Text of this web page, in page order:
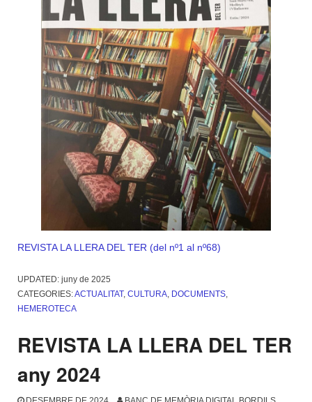
REVISTA LA LLERA DEL TER (del nº1 al nº68)
UPDATED: juny de 2025
CATEGORIES:ACTUALITAT, CULTURA, DOCUMENTS,
HEMEROTECA
REVISTA LA LLERA DEL TER
any 2024